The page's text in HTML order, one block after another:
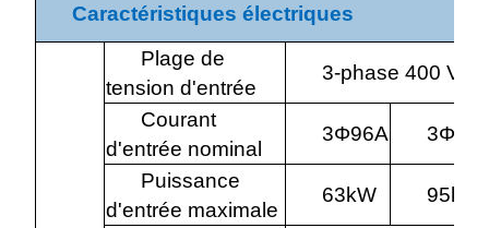
Caractéristiques électriques
Plage de
tension d'entrée
3-phase 400
Courant
d'entrée nominal
3Φ96A 3Φ
Puissance
d'entrée maximale
63kW 95kW